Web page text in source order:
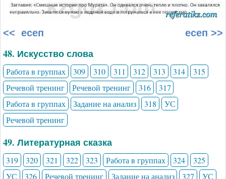
<< есеп есеп >>
48. Искусство слова
Работа в группах 309 310 311 312 313 314
315
Речевой тренинг
Речевой тренинг 316
317
Работа в группах
Задание на анализ 318
УС
Речевой тренинг
49. Литературная сказка
319 320 321 322 323 Работа в группах 324
325
УС
326 Речевой тренинг Задание на анализ 327
УС